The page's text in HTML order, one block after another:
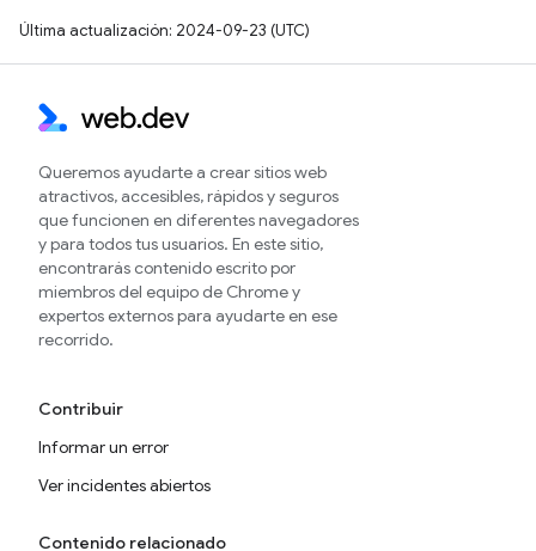
Última actualización: 2024-09-23 (UTC)
Queremos ayudarte a crear sitios web
atractivos, accesibles, rápidos y seguros
que funcionen en diferentes navegadores
y para todos tus usuarios. En este sitio,
encontrarás contenido escrito por
miembros del equipo de Chrome y
expertos externos para ayudarte en ese
recorrido.
Contribuir
Informar un error
Ver incidentes abiertos
Contenido relacionado